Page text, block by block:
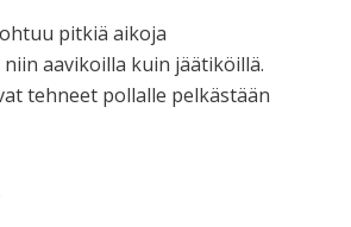
pitkiä aikoja
niin aavikoilla kuin jäätiköillä.
tehneet pollalle pelkästään